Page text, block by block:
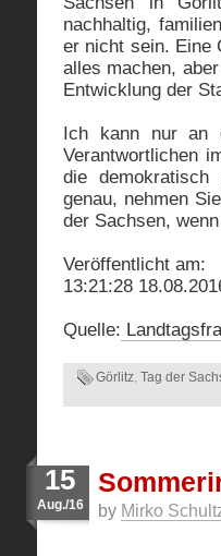
nachhaltig,
er nicht sein. Eine
alles machen,
Entwicklung der
Ich kann nur an
Verantwortlichen
die demokratisch
genau, nehmen
der Sachsen,
Veröffentlicht am:
13:21:28
Quelle:
Görlitz, Tag der
15
Aug./16 by Mirko